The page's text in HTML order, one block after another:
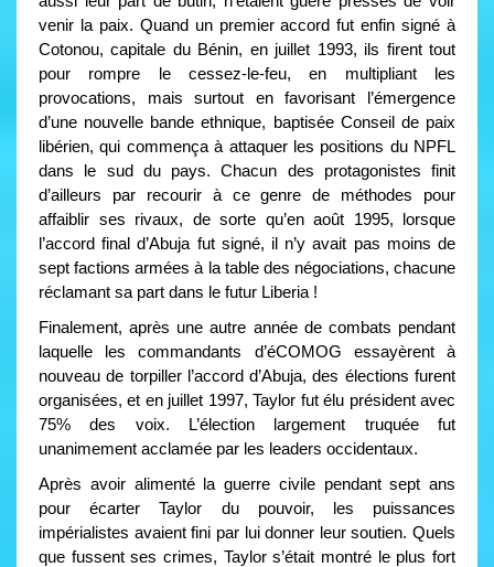
venir la paix. Quand un premier accord fut enfin signé à
Cotonou, capitale du Bénin, en juillet 1993, ils firent tout
pour rompre le cessez-le-feu, en multipliant les
provocations, mais surtout en favorisant l’émergence
d’une nouvelle bande ethnique, baptisée Conseil de paix
libérien, qui commença à attaquer les positions du NPFL
dans le sud du pays. Chacun des protagonistes finit
d’ailleurs par recourir à ce genre de méthodes pour
affaiblir ses rivaux, de sorte qu’en août 1995, lorsque
l’accord final d’Abuja fut signé, il n’y avait pas moins de
sept factions armées à la table des négociations, chacune
réclamant sa part dans le futur Liberia !
Finalement, après une autre année de combats pendant
laquelle les commandants d’éCOMOG essayèrent à
nouveau de torpiller l’accord d’Abuja, des élections furent
organisées, et en juillet 1997, Taylor fut élu président avec
75% des voix. L’élection largement truquée fut
unanimement acclamée par les leaders occidentaux.
Après avoir alimenté la guerre civile pendant sept ans
pour écarter Taylor du pouvoir, les puissances
impérialistes avaient fini par lui donner leur soutien. Quels
que fussent ses crimes, Taylor s’était montré le plus fort